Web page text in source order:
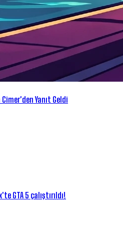
Yanıt Geldi
GTA 5 çalıştırıldı!